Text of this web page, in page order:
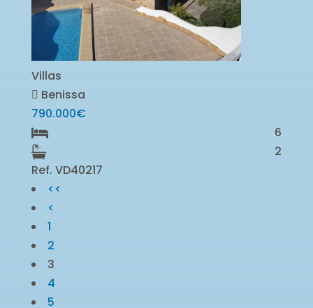
Villas
Benissa
790.000€
6
2
Ref. VD40217
<<
<
1
2
3
4
5